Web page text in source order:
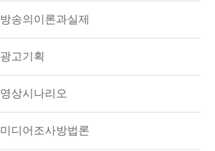
방송의이론과실제
광고기획
영상시나리오
미디어조사방법론